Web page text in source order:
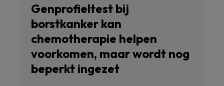
Genprofieltest bij
borstkanker kan
chemotherapie helpen
voorkomen, maar wordt nog
beperkt ingezet